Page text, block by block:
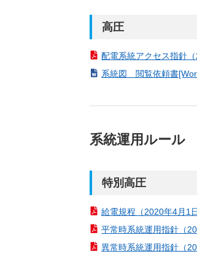
高圧
配電系統アクセス指針
系統図 閲覧依頼書
系統運用ルール
特別高圧
給電規程（2020年4月1
平常時系統運用指針（
異常時系統運用指針（